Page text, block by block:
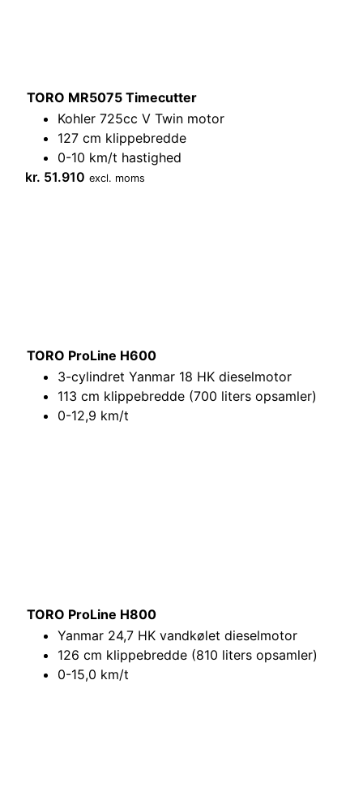
TORO MR5075 Timecutter
Kohler 725cc V Twin motor
127 cm klippebredde
0-10 km/t hastighed
kr. 51.910 excl. moms
TORO ProLine H600
3-cylindret Yanmar 18 HK dieselmotor
113 cm klippebredde (700 liters opsamler)
0-12,9 km/t
TORO ProLine H800
Yanmar 24,7 HK vandkølet dieselmotor
126 cm klippebredde (810 liters opsamler)
0-15,0 km/t